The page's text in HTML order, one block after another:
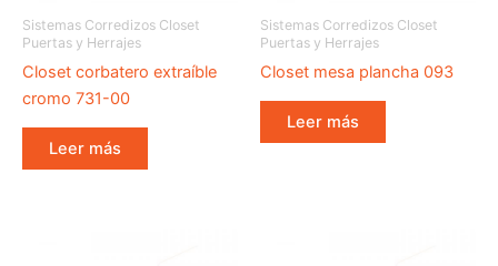
Sistemas Corredizos Closet
Puertas y Herrajes
Closet corbatero extraíble
cromo 731-00
Leer más
Sistemas Corredizos Closet
Puertas y Herrajes
Closet mesa plancha 093
Leer más